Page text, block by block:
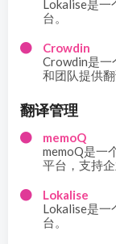
Lokalise是一
台。
Crowdin
Crowdin是一
和团队提供翻
翻译管理
memoQ
memoQ是一
平台，支持
Lokalise
Lokalise是一
台。